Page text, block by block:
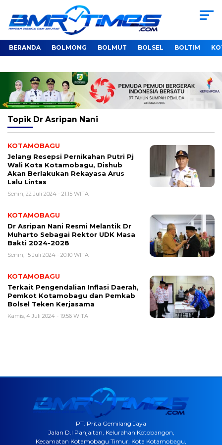
BERANDA BOLMONG BOLMUT BOLSEL BOLTIM
Topik Dr Asripan Nani
KOTAMOBAGU
Jelang Resepsi Pernikahan Putri Pj
Wali Kota Kotamobagu, Dishub
Akan Berlakukan Rekayasa Arus
Lalu Lintas
Senin, 22 Juli 2024 - 21:15 WITA
KOTAMOBAGU
Dr Asripan Nani Resmi Melantik Dr
Muharto Sebagai Rektor UDK Masa
Bakti 2024-2028
Senin, 15 Juli 2024 - 20:10 WITA
KOTAMOBAGU
Terkait Pengendalian Inflasi Daerah,
Pemkot Kotamobagu dan Pemkab
Bolsel Teken Kerjasama
Kamis, 4 Juli 2024 - 19:56 WITA
PT. Prita Gemilang Jaya
Jalan D.I Panjaitan, Kelurahan Kotobangon,
Kecamatan Kotamobagu Timur, Kota Kotamobagu,